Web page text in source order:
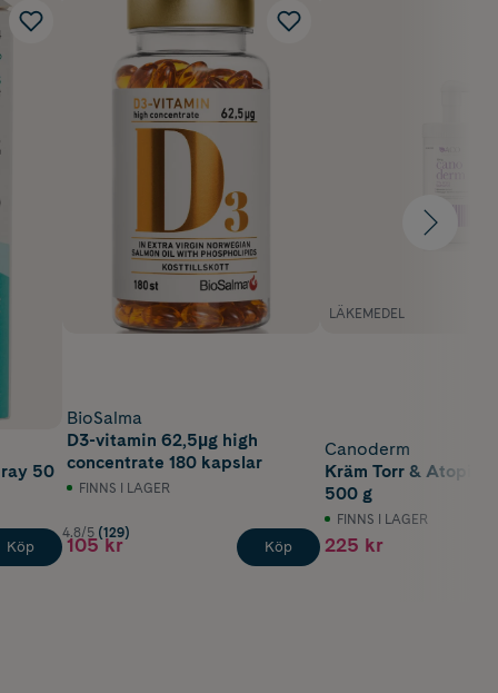
50
Köp
BioSalma
D3-vitamin 62,5µg high
concentrate 180 kapslar
FINNS I LAGER
4.8/5 (129)
105 kr Köp
LÄKEMEDEL
Canoderm
Kräm Torr & Atopisk
500 g
FINNS I LAGER
225 kr